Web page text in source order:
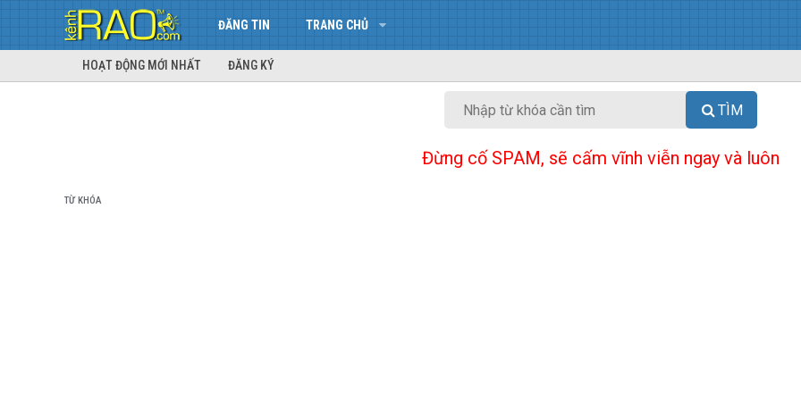
ĐĂNG TIN TRANG CHỦ
HOẠT ĐỘNG MỚI NHẤT ĐĂNG KÝ
TÌM
Đừng cố SPAM, sẽ cấm vĩnh viễn ngay và luôn
TỪ KHÓA